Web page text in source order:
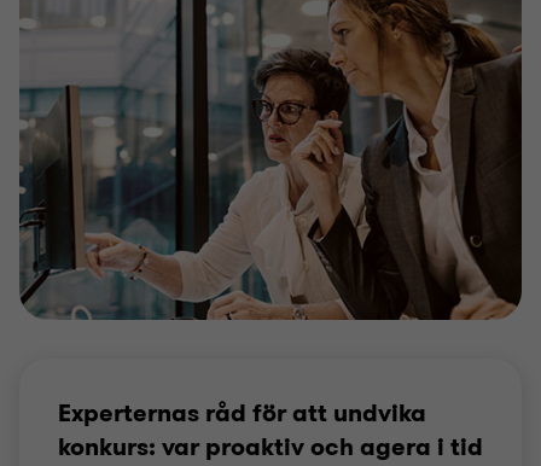
Experternas råd för att undvika
konkurs: var proaktiv och agera i tid